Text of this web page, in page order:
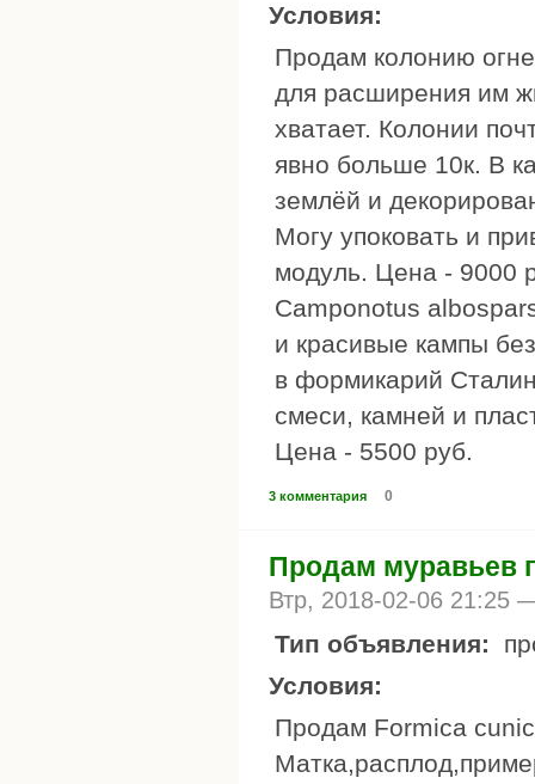
Условия:
Продам колонию
для расширения им
хватает. Колонии
явно больше 10к. В
землёй и
Могу упоковать и
модуль. Цена - 9000
Camponotus
и красивые кампы
в формикарий
смеси, камней и
Цена - 5500 руб.
3 комментария 0
Продам муравьев
Втр, 2018-02-06 21:25
Тип объявления:
Условия:
Продам Formica